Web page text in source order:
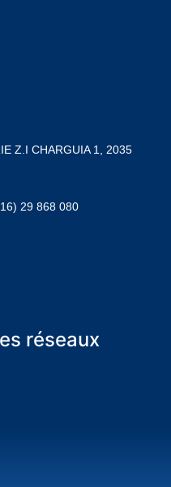
Z.I CHARGUIA 1, 2035
29 868 080
réseaux